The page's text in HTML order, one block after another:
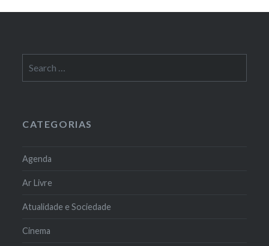
for:
CATEGORIAS
Agenda
Ar Livre
Atualidade e Sociedade
Cinema